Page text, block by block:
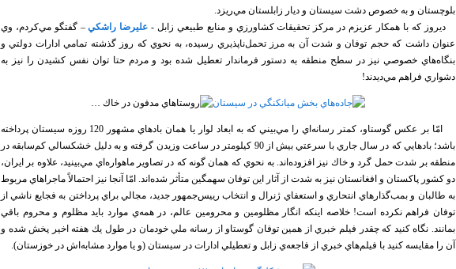
بلوچستان و به خصوص دشت سيستان و ديار زابلستان مي‌ريزد.
ديروز كه با همكار عزيزم در مركز تحقيقات كشاورزي و منابع طبيعي زابل -عليرضا راشكي – گفتگو مي‌كردم، وي
عنوان داشت كه حجم توفان و شدت آن به مرز تحمل‌ناپذيري رسيده، به نحوي كه روز گذشته تمامي ادارات دولتي و
بنگاه‌هاي خصوصي نيز در سطح منطقه به دستور فرماندار تعطيل شده بود و مردم حتا توان نفس كشيدن را نيز به
دشواري فراهم مي‌ديدند!
امّا بر عكس گوستاو، كمتر رسانه‌اي را مي‌بيني كه به ابعاد لوار يا همان بادهاي مشهور 120 روزه سيستان پرداخته
باشد؛ بادهايي كه در سال جاري با سرعتي بيش از 90 كيلومتر در ساعت وزيدن گرفته و به دليل خشكسالي كم‌سابقه در
منطقه بر شدت حمل گرد و خاك نيز افزوده‌اند. به نحوي كه همان گونه كه در تصاوير ماهواره‌اي مي‌بينيد، علاوه بر ايران،
دو كشور پاكستان و افغانستان نيز به شدت از آثار اين توفان سهمگين متأثر شده‌اند. امّا آنجا نيز احتمالاً ماجراهاي مربوط
به طالبان و بمب‌گذارهاي انتحاري و استعفاي ژنرال و انتخاب رييس‌جمهور جديد، مجالي براي پرداختن به فجايع ناشي از
توفان فراهم نكرده است! خلاصه اينكه انگار مظلومين و محرومين عالم، در همه‌ي موارد بايد مظلوم و محروم باقي
بمانند. نگاه كنيد كه چقدر فيلم خبري از همين توفان گوستاو از رسانه ملي خودمان در طول يك هفته اخير پخش شده و
آن را مقايسه كنيد با فيلم‌هاي خبري از فاجعه‌ي زابل و تعطيلي ادارات در سيستان (و يا موارد مشابه‌اش در خوزستان).